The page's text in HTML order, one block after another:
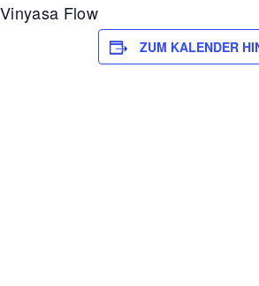
Vinyasa Flow
ZUM KALENDER